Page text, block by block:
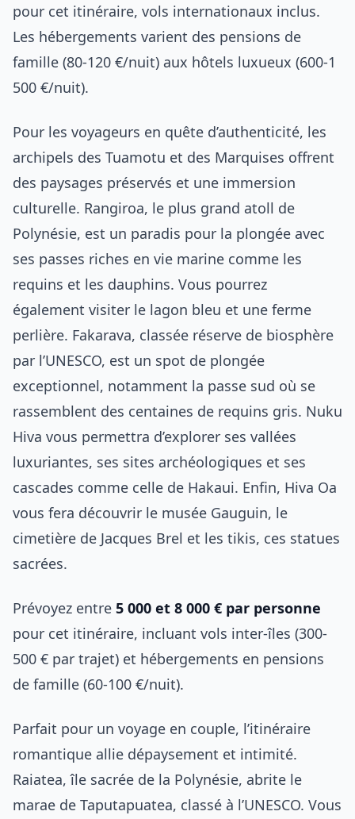
pour cet itinéraire, vols internationaux inclus.
Les hébergements varient des pensions de
famille (80-120 €/nuit) aux hôtels luxueux (600-1
500 €/nuit).
Pour les voyageurs en quête d’authenticité, les
archipels des Tuamotu et des Marquises offrent
des paysages préservés et une immersion
culturelle. Rangiroa, le plus grand atoll de
Polynésie, est un paradis pour la plongée avec
ses passes riches en vie marine comme les
requins et les dauphins. Vous pourrez
également visiter le lagon bleu et une ferme
perlière. Fakarava, classée réserve de biosphère
par l’UNESCO, est un spot de plongée
exceptionnel, notamment la passe sud où se
rassemblent des centaines de requins gris. Nuku
Hiva vous permettra d’explorer ses vallées
luxuriantes, ses sites archéologiques et ses
cascades comme celle de Hakaui. Enfin, Hiva Oa
vous fera découvrir le musée Gauguin, le
cimetière de Jacques Brel et les tikis, ces statues
sacrées.
Prévoyez entre 5 000 et 8 000 € par personne
pour cet itinéraire, incluant vols inter-îles (300-
500 € par trajet) et hébergements en pensions
de famille (60-100 €/nuit).
Parfait pour un voyage en couple, l’itinéraire
romantique allie dépaysement et intimité.
Raiatea, île sacrée de la Polynésie, abrite le
marae de Taputapuatea, classé à l’UNESCO. Vous